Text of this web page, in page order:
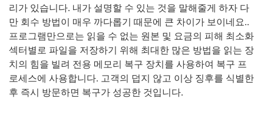
리가 있습니다. 내가 설명할 수 있는 것을 말해줄게 하자 다
만 회수 방법이 매우 까다롭기 때문에 큰 차이가 보이네요..
프로그램만으로는 읽을 수 없는 원본 및 요금의 피해 최소화
섹터별로 파일을 저장하기 위해 최대한 많은 방법을 읽는 장
치의 힘을 빌려 전용 메모리 복구 장치를 사용하여 복구 프
로세스에 사용합니다. 고객의 덥지 않고 이상 징후를 식별한
후 즉시 방문하면 복구가 성공한 것입니다.